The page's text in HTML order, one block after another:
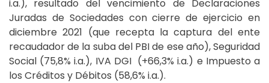
i.a.), resultado del vencimiento de Declaraciones
Juradas de Sociedades con cierre de ejercicio en
diciembre 2021 (que recepta la captura del ente
recaudador de la suba del PBI de ese año), Seguridad
Social (75,8% i.a.), IVA DGI (+66,3% i.a.) e Impuesto a
los Créditos y Débitos (58,6% i.a.).